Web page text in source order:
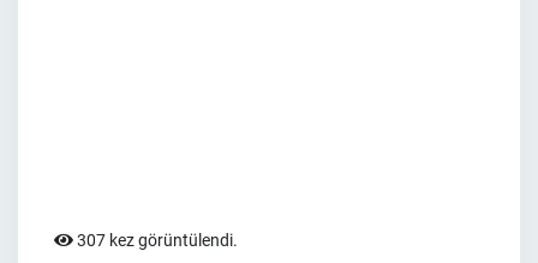
307 kez görüntülendi.